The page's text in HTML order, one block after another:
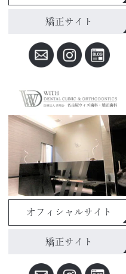
矯正サイト
オフィシャルサイト
矯正サイト